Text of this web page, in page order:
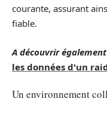
courante, assurant
fiable.
A découvrir
les données d'un
Un environnement